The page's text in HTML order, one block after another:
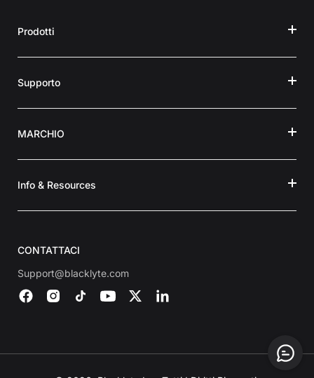
Prodotti
Supporto
MARCHIO
Info & Resources
CONTATTACI
Support@blacklyte.com